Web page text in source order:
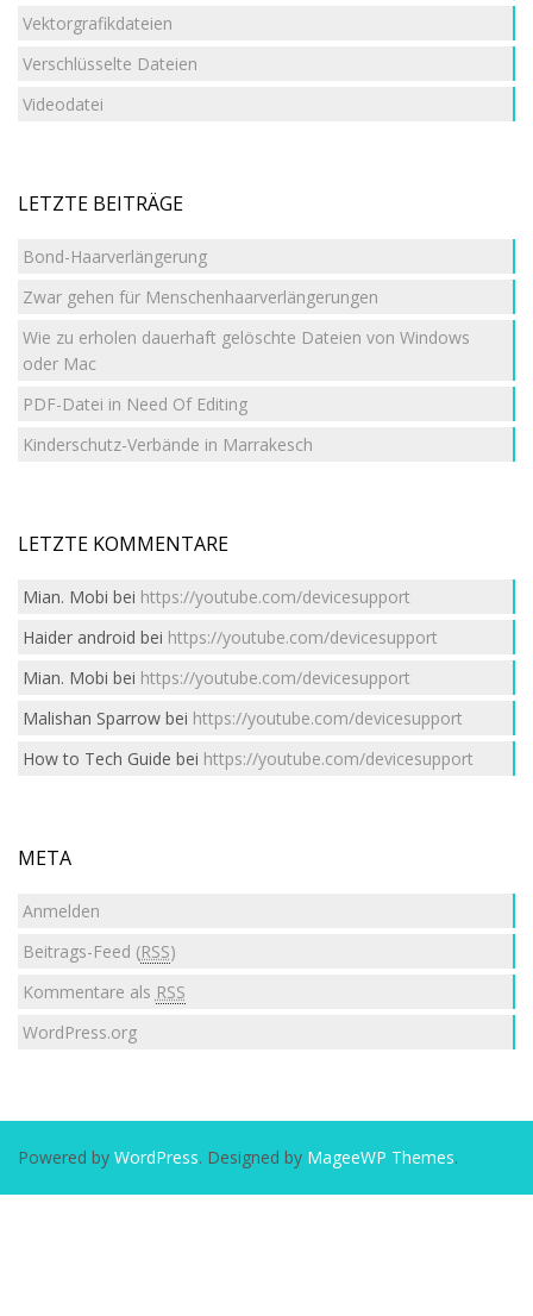
Vektorgrafikdateien
Verschlüsselte Dateien
Videodatei
LETZTE BEITRÄGE
Bond-Haarverlängerung
Zwar gehen für Menschenhaarverlängerungen
Wie zu erholen dauerhaft gelöschte Dateien von Windows
oder Mac
PDF-Datei in Need Of Editing
Kinderschutz-Verbände in Marrakesch
LETZTE KOMMENTARE
Mian. Mobi bei https://youtube.com/devicesupport
Haider android bei https://youtube.com/devicesupport
Mian. Mobi bei https://youtube.com/devicesupport
Malishan Sparrowbei https://youtube.com/devicesupport
How to Tech Guide bei https://youtube.com/devicesupport
META
Anmelden
Beitrags-Feed (RSS)
Kommentare als RSS
WordPress.org
Powered by WordPress. Designed by MageeWP Themes.